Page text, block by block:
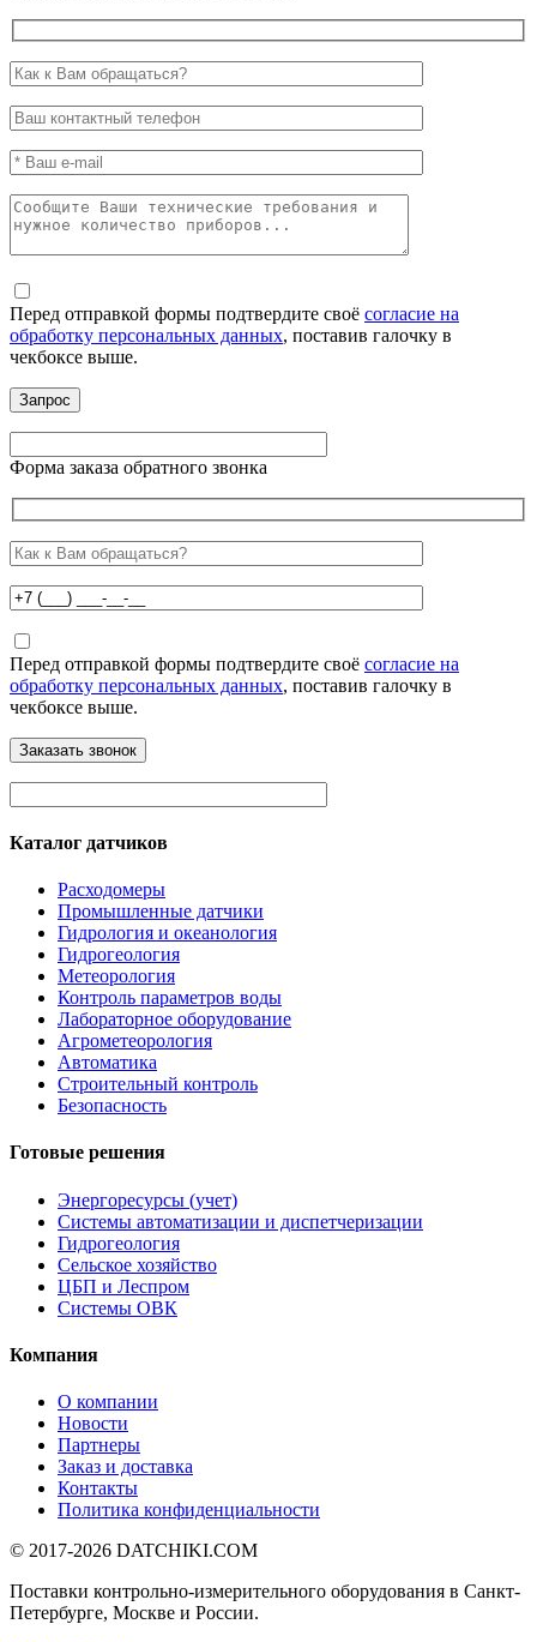
Перед отправкой формы подтвердите своё согласие на
обработку персональных данных, поставив галочку в
чекбоксе выше.
Форма заказа обратного звонка
Перед отправкой формы подтвердите своё согласие на
обработку персональных данных, поставив галочку в
чекбоксе выше.
Каталог датчиков
Расходомеры
Промышленные датчики
Гидрология и океанология
Гидрогеология
Метеорология
Контроль параметров воды
Лабораторное оборудование
Агрометеорология
Автоматика
Строительный контроль
Безопасность
Готовые решения
Энергоресурсы (учет)
Системы автоматизации и диспетчеризации
Гидрогеология
Сельское хозяйство
ЦБП и Леспром
Системы ОВК
Компания
О компании
Новости
Партнеры
Заказ и доставка
Контакты
Политика конфиденциальности
© 2017-2026 DATCHIKI.COM
Поставки контрольно-измерительного оборудования в Санкт-
Петербурге, Москве и России.